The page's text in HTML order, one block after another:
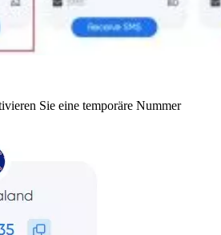
Sie eine temporäre Nummer